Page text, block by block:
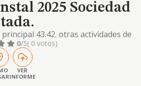
2025 Sociedad
43.42. otras actividades de
especializada en la
de edificios. - otras actividades.
al por mayor, no
de productos alimenticios,
tabaco. 47.11. comercio al por
0/5( 0 votos)
VER
INFORME